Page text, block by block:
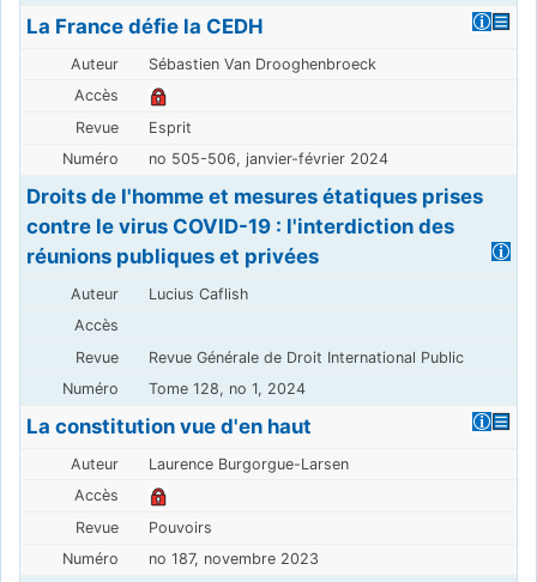
La France défie la CEDH
Sébastien Van Drooghenbroeck
Esprit
no 505-506, janvier-février 2024
Droits de l'homme et mesures étatiques prises
contre le virus COVID-19 : l'interdiction des
réunions publiques et privées
Lucius Caflish
Revue Générale de Droit International Public
Tome 128, no 1, 2024
La constitution vue d'en haut
Laurence Burgorgue-Larsen
Pouvoirs
no 187, novembre 2023